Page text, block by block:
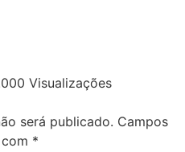
Visualizações
será publicado. Campos
*